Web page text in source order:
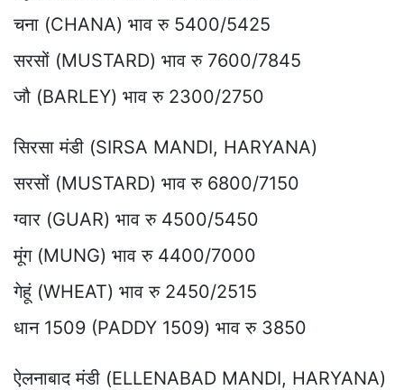
चना (CHANA) भाव रु 5400/5425
सरसों (MUSTARD) भाव रु 7600/7845
जौ (BARLEY) भाव रु 2300/2750
सिरसा मंडी (SIRSA MANDI, HARYANA)
सरसों (MUSTARD) भाव रु 6800/7150
ग्वार (GUAR) भाव रु 4500/5450
मूंग (MUNG) भाव रु 4400/7000
गेहूं (WHEAT) भाव रु 2450/2515
धान 1509 (PADDY 1509) भाव रु 3850
ऐलनाबाद मंडी (ELLENABAD MANDI, HARYANA)